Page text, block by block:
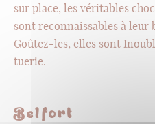
sur place, les véritables
sont reconnaissables à leur
Goûtez-les, elles sont
tuerie.
Belfort